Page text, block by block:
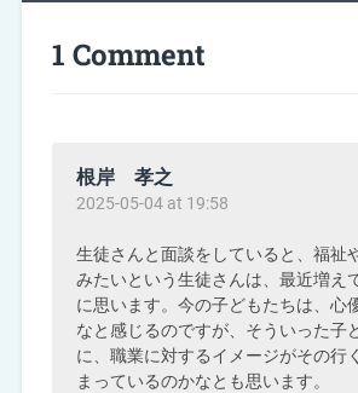
1 Comment
根岸 孝之
2025-05-04 at 19:58
生徒さんと面談をしていると、福祉
みたいという生徒さんは、最近増え
に思います。今の子どもたちは、心
なと感じるのですが、そういった子
に、職業に対するイメージがその行
まっているのかなとも思います。